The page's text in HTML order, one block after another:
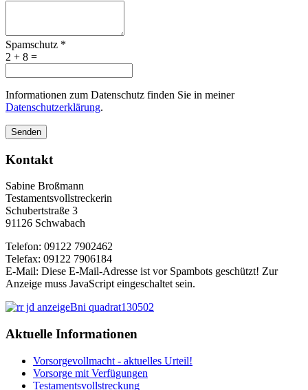
Spamschutz *
2 + 8 =
Informationen zum Datenschutz finden Sie in meiner
Datenschutzerklärung.
Senden
Kontakt
Sabine Broßmann
Testamentsvollstreckerin
Schubertstraße 3
91126 Schwabach
Telefon: 09122 7902462
Telefax: 09122 7906184
E-Mail: Diese E-Mail-Adresse ist vor Spambots geschützt! Zur
Anzeige muss JavaScript eingeschaltet sein.
Aktuelle Informationen
Vorsorgevollmacht - aktuelles Urteil!
Vorsorge mit Verfügungen
Testamentsvollstreckung